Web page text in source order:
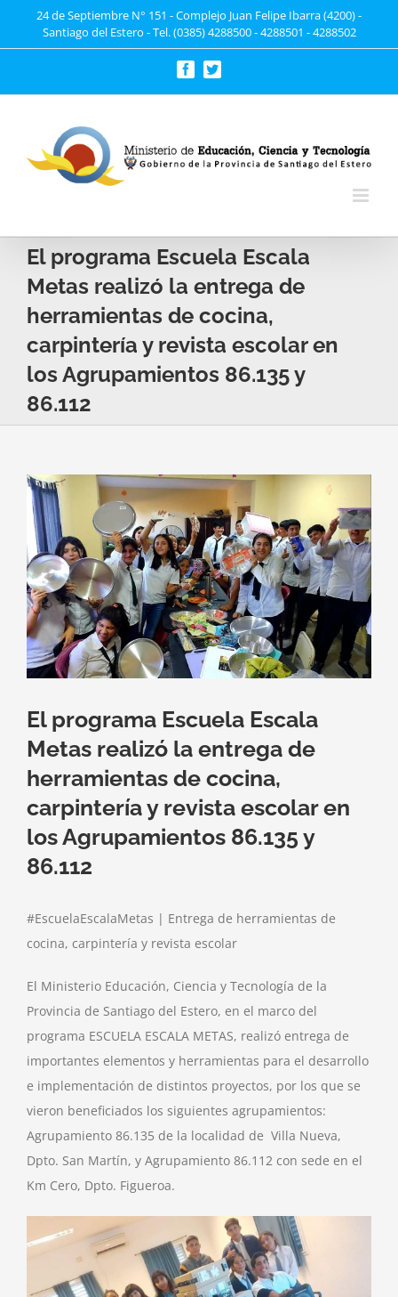
24 de Septiembre N° 151 - Complejo Juan Felipe Ibarra (4200) -
Santiago del Estero - Tel. (0385) 4288500 - 4288501 - 4288502
FacebookTwitter
El programa Escuela Escala
Metas realizó la entrega de
herramientas de cocina,
carpintería y revista escolar en
los Agrupamientos 86.135 y
86.112
Ver
imagen
más
grande
El programa Escuela Escala
Metas realizó la entrega de
herramientas de cocina,
carpintería y revista escolar en
los Agrupamientos 86.135 y
86.112
#EscuelaEscalaMetas | Entrega de herramientas de
cocina, carpintería y revista escolar
El Ministerio Educación, Ciencia y Tecnología de la
Provincia de Santiago del Estero, en el marco del
programa ESCUELA ESCALA METAS, realizó entrega de
importantes elementos y herramientas para el desarrollo
e implementación de distintos proyectos, por los que se
vieron beneficiados los siguientes agrupamientos:
Agrupamiento 86.135 de la localidad de Villa Nueva,
Dpto. San Martín, y Agrupamiento 86.112 con sede en el
Km Cero, Dpto. Figueroa.